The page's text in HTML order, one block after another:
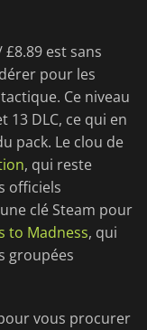
est sans
pour les
Ce niveau
13 DLC, ce qui en
pack. Le clou de
, qui reste
officiels
clé Steam pour
to Madness, qui
groupées
vous procurer